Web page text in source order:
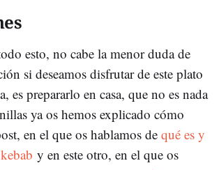
esto, no cabe la menor duda de
si deseamos disfrutar de este plato
es prepararlo en casa, que no es nada
ya os hemos explicado cómo
en el que os hablamos de qué es y
y en este otro, en el que os